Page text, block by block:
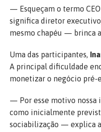
— Esqueçam o termo
significa diretor
mesmo chapéu — brinca
Uma das participantes,
A principal dificuldade
monetizar o negócio pré-
— Por esse motivo nossa
como inicialmente
sociabilização — explica